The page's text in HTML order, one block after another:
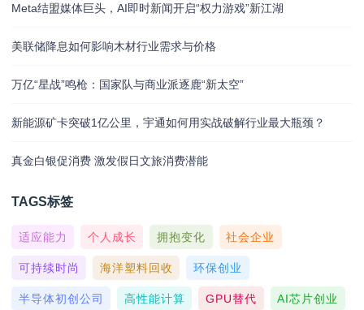
Meta结盟媒体巨头，AI即时新闻开启“权力游戏”新江湖
美联储降息如何影响木材行业需求与价格
万亿“星战”鸣枪：国家队与商业派逐鹿“新太空”
新能源矿卡突破1亿公里，宇通如何用实战破解行业最大瓶颈？
真金白银促消费 激发假日文旅消费潜能
TAGS标签
适应能力 个人成长 拥抱变化 社会企业
可持续时尚 海洋塑料回收 环保创业
半导体初创公司 高性能计算 GPU替代 AI芯片创业